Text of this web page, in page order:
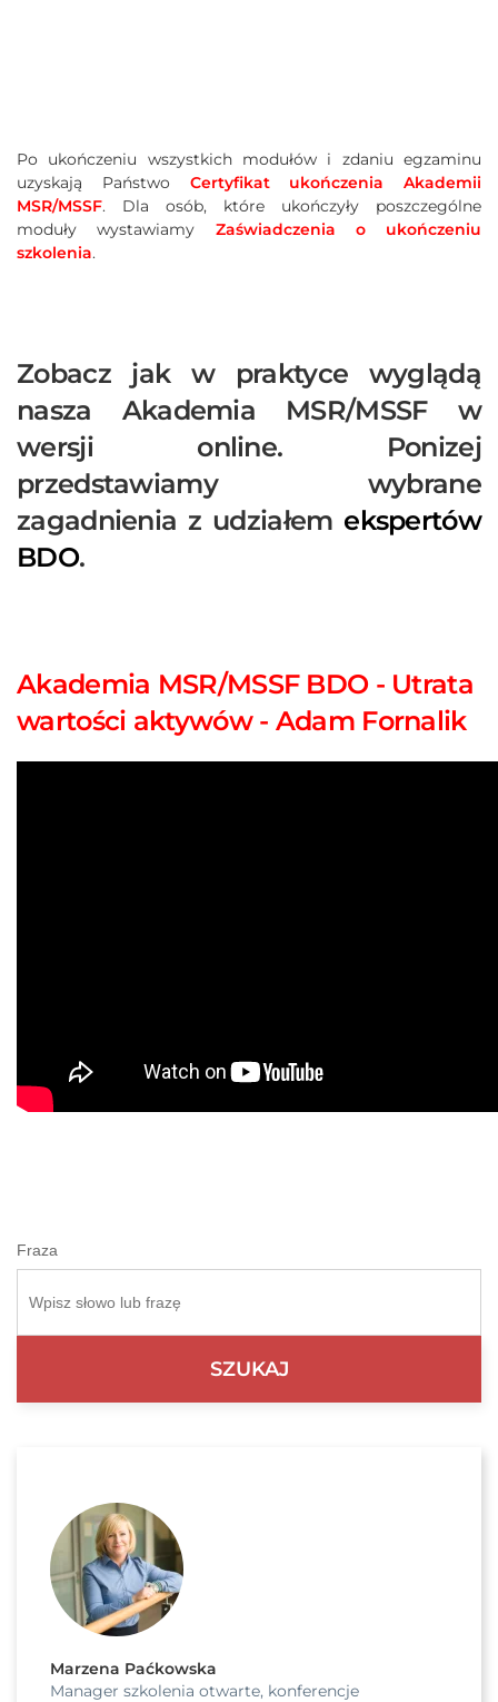
Po ukończeniu wszystkich modułów i zdaniu egzaminu
uzyskają Państwo Certyfikat ukończenia Akademii
MSR/MSSF. Dla osób, które ukończyły poszczególne
moduły wystawiamy Zaświadczenia o ukończeniu
szkolenia.
Zobacz jak w praktyce wyglądą
nasza Akademia MSR/MSSF w
wersji online. Ponizej
przedstawiamy wybrane
zagadnienia z udziałem ekspertów
BDO.
Akademia MSR/MSSF BDO - Utrata
wartości aktywów - Adam Fornalik
Fraza
Marzena Paćkowska
Manager szkolenia otwarte, konferencje